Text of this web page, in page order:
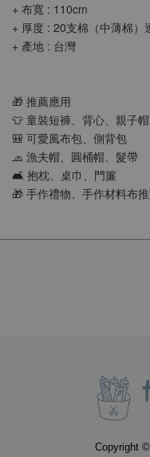
+ 布寬 : 110cm
+ 厚度 : 20支棉（中薄棉）
+ 產地 : 台灣
🎁 推薦應用
👕 童裝短褲、背心、親子帽
🎒 可愛風布包、側背包
🧢 漁夫帽、圓桶帽、髮帶
🛋 抱枕、桌巾、門簾
🎁 手作禮物、手作材料布
Copyright